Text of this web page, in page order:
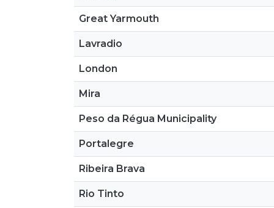
Great Yarmouth
Lavradio
London
Mira
Peso da Régua Municipality
Portalegre
Ribeira Brava
Rio Tinto